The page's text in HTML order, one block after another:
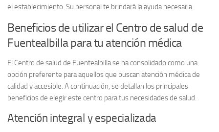
el establecimiento. Su personal te brindará la ayuda necesaria.
Beneficios de utilizar el Centro de salud de
Fuentealbilla para tu atención médica
El Centro de salud de Fuentealbillase ha consolidado como una
opción preferente para aquellos que buscan atención médica de
calidad y accesible. A continuación, se detallan los principales
beneficios de elegir este centro para tus necesidades de salud.
Atención integral y especializada